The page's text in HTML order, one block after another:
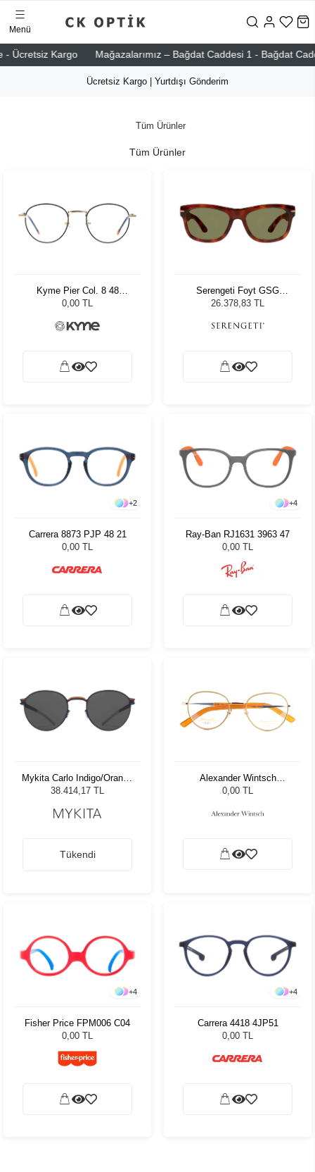
Ücretsiz Kargo Mağazalarımız – Bağdat Caddesi 1 - Bağdat
Menü
Ücretsiz Kargo | Yurtdışı Gönderim
Tüm Ürünler
Tüm Ürünler
Kyme Pier Col. 8 48
Unisex Optik Çerçeve
0,00 TL
Serengeti Foyt GSG
549001 Unisex Güneş
26.378,83 TL
+2
Carrera 8873 PJP 48 21
0,00 TL
+4
Ray-Ban RJ1631 3963 47
0,00 TL
Mykita Carlo Indigo/Orange
Dark Grey SLD 431 Unisex
Güneş Gözlüğü
38.414,17 TL
Tükendi
Alexander Wintsch
AW6167 C4
0,00 TL
+4
Fisher Price FPM006 C04
0,00 TL
+4
Carrera 4418 4JP51
0,00 TL